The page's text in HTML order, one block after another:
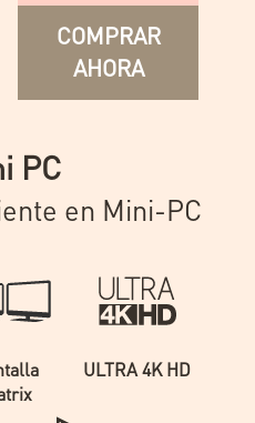
COMPRAR
AHORA
PC
en Mini-PC
ULTRA 4K HD